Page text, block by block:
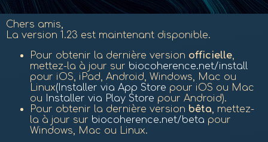
Chers amis,
La version 1.23 est maintenant disponible.
Pour obtenir la dernière version officielle,
mettez-la à jour sur biocoherence.net/install
pour iOS, iPad, Android, Windows, Mac ou
Linux(Installer via App Store pour iOS ou Mac
ou Installer via Play Store pour Android).
Pour obtenir la dernière version bêta, mettez-
la à jour sur biocoherence.net/beta pour
Windows, Mac ou Linux.